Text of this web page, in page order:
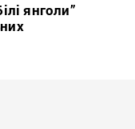
янголи”